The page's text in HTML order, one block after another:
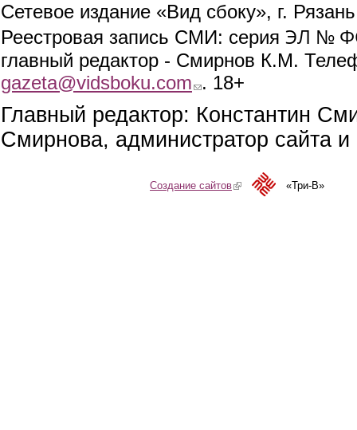
Сетевое издание «Вид сбоку», г.
Реестровая запись СМИ: серия ЭЛ №
главный редактор - Смирнов К.М.
gazeta@vidsboku.com (link sends e-mail)
. 18+
Главный редактор: Константин
Смирнова, администратор сайта
Создание сайтов(link is external)«Три-В»